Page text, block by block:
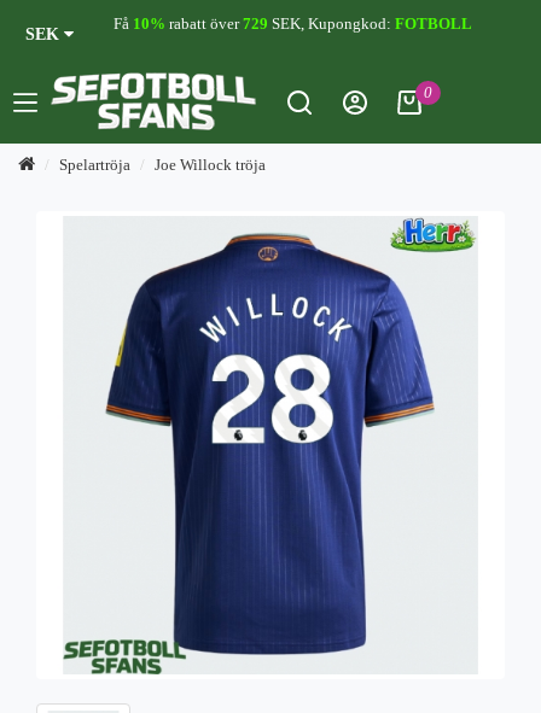
SEK
Få 10% rabatt över729 SEK, Kupongkod: FOTBOLL
0
Spelartröja Joe Willock tröja